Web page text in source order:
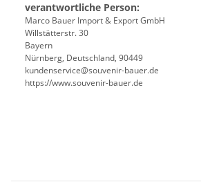
verantwortliche Person:
Marco Bauer Import & Export GmbH
Willstätterstr. 30
Bayern
Nürnberg, Deutschland, 90449
kundenservice@souvenir-bauer.de
https://www.souvenir-bauer.de